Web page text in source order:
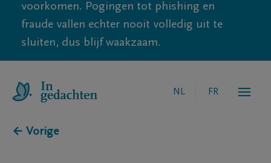
voorkomen. Pogingen tot phishing en
fraude vallen echter nooit volledig uit te
sluiten, dus blijf waakzaam.
NL FR
← Vorige